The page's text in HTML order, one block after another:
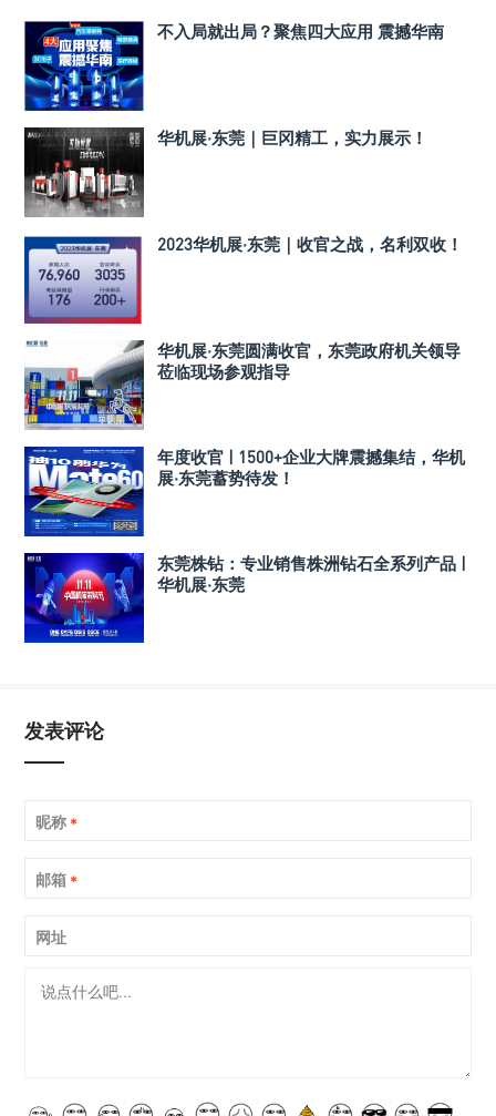
不入局就出局？聚焦四大应用 震撼华南
华机展·东莞｜巨冈精工，实力展示！
2023华机展·东莞｜收官之战，名利双收！
华机展·东莞圆满收官，东莞政府机关领导
莅临现场参观指导
年度收官 | 1500+企业大牌震撼集结，华机
展·东莞蓄势待发！
东莞株钻：专业销售株洲钻石全系列产品 |
华机展·东莞
发表评论
昵称 *
邮箱 *
网址